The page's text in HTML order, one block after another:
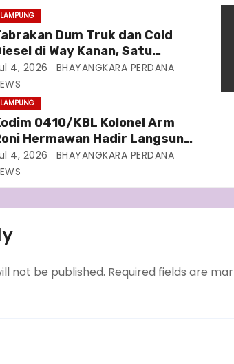
LAMPUNG
Dum Truk dan Cold
di Way Kanan, Satu
Patah Tulang Kaki
4, 2026
BHAYANGKARA PERDANA
LAMPUNG
0410/KBL Kolonel Arm
Hermawan Hadir Langsung
Upacara HUT
Ke 80
4, 2026
BHAYANGKARA PERDANA
not be published. Required fields are